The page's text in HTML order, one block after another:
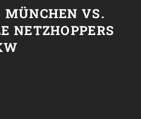
MÜNCHEN VS.
NETZHOPPERS